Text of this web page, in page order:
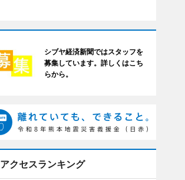
シブヤ経済新聞ではスタッフを
募集しています。詳しくはこち
らから。
アクセスランキング